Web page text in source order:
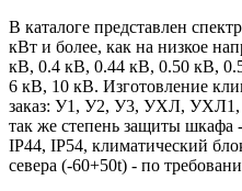
В каталоге представлен
кВт и более, как на низкое
кВ, 0.4 кВ, 0.44 кВ, 0.50 кВ,
6 кВ, 10 кВ. Изготовление
заказ: У1, У2, У3, УХЛ,
так же степень защиты шкафа
IP44, IP54, климатический
севера (-60+50t) - по